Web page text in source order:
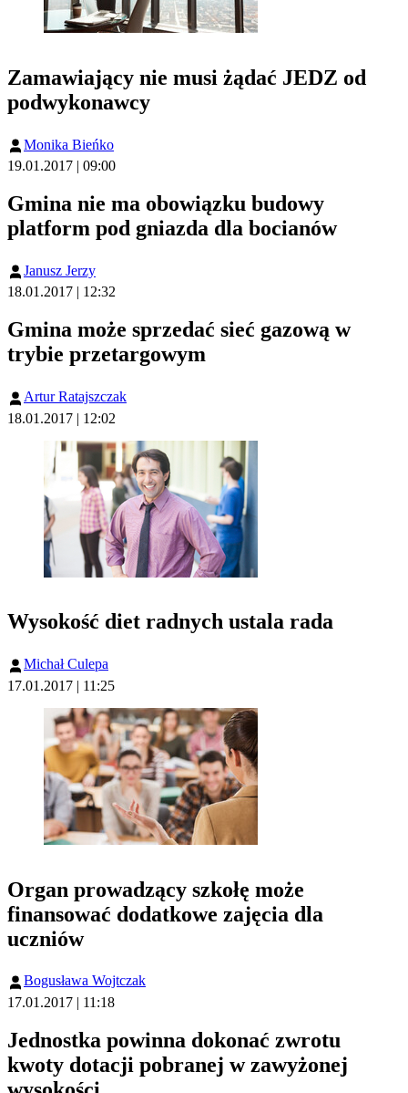
Zamawiający nie musi żądać JEDZ od
podwykonawcy
Monika Bieńko
19.01.2017 | 09:00
Gmina nie ma obowiązku budowy
platform pod gniazda dla bocianów
Janusz Jerzy
18.01.2017 | 12:32
Gmina może sprzedać sieć gazową w
trybie przetargowym
Artur Ratajszczak
18.01.2017 | 12:02
Wysokość diet radnych ustala rada
Michał Culepa
17.01.2017 | 11:25
Organ prowadzący szkołę może
finansować dodatkowe zajęcia dla
uczniów
Bogusława Wojtczak
17.01.2017 | 11:18
Jednostka powinna dokonać zwrotu
kwoty dotacji pobranej w zawyżonej